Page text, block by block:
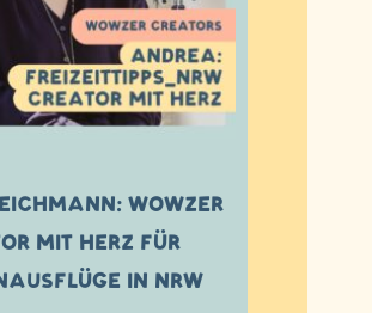
WOWZER
MIT HERZ FÜR
IN NRW